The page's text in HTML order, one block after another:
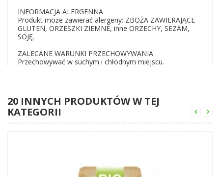
INFORMACJA ALERGENNA
Produkt może zawierać alergeny: ZBOŻA ZAWIERAJĄCE
GLUTEN, ORZESZKI ZIEMNE, inne ORZECHY, SEZAM,
SOJĘ.
ZALECANE WARUNKI PRZECHOWYWANIA
Przechowywać w suchym i chłodnym miejscu.
20 INNYCH PRODUKTÓW W TEJ
KATEGORII